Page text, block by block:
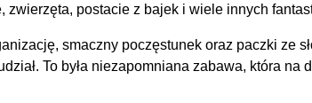
zwierzęta, postacie z bajek i wiele innych
smaczny poczęstunek oraz paczki ze
To była niezapomniana zabawa, która na